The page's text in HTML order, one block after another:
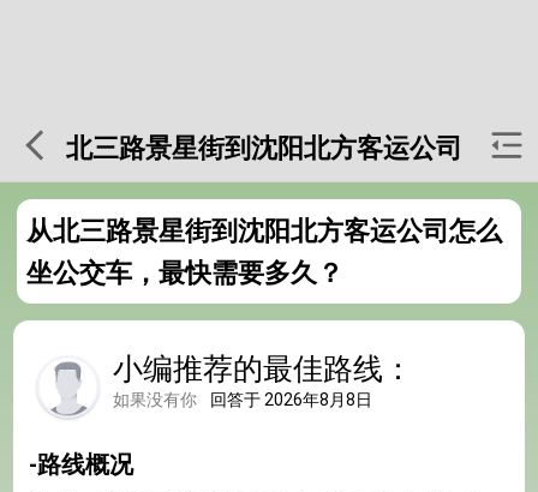
北三路景星街到沈阳北方客运公司
从北三路景星街到沈阳北方客运公司怎么
坐公交车，最快需要多久？
小编推荐的最佳路线：
如果没有你 回答于 2026年8月8日
-路线概况